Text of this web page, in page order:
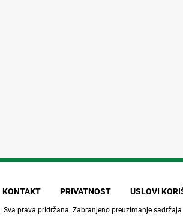
KONTAKT PRIVATNOST USLOVI
. Sva prava pridržana. Zabranjeno preuzimanje